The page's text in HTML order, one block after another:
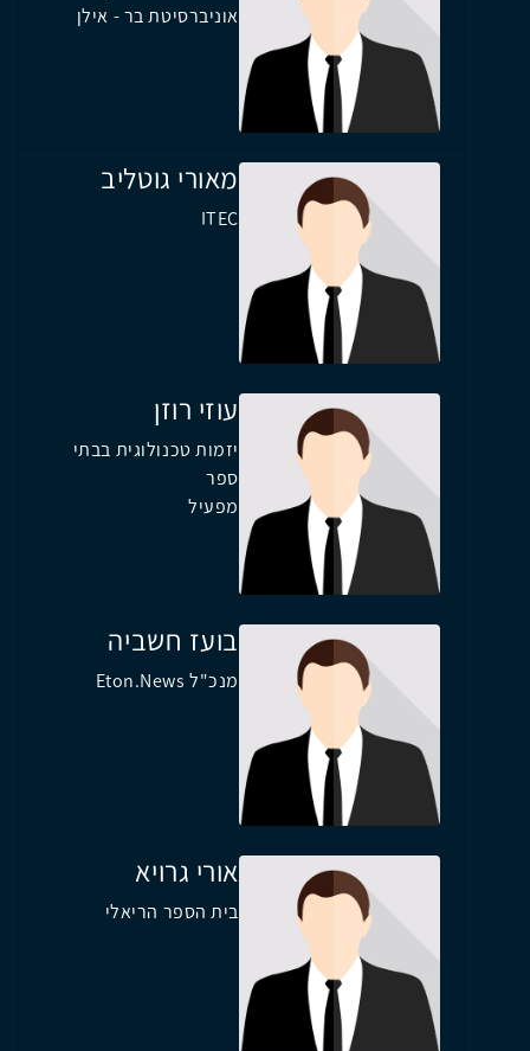
אוניברסיטת בר - אילן
מאורי גוטליב
ITEC
עוזי רוזן
יזמות טכנולוגית בבתי
ספר
מפעיל
בועז חשביה
מנכ"ל Eton.News
אורי גרויא
בית הספר הריאלי